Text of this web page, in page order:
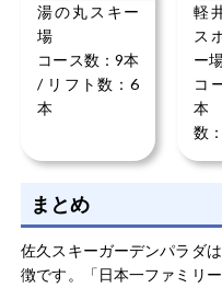
総合評価
リゾートの前がすぐゲレ
でも外に出れる環境が気
などの施設も清潔なので
す。また、すぐにいきた
のデッキには、多様なフ
ことができました。
湯の丸スキー
場
コース数：9本
/ リフト数：6
本
軽
ス
ー
コ
本
数
まとめ
佐久スキーガーデンパラダ
徴です。「日本一ファミリ